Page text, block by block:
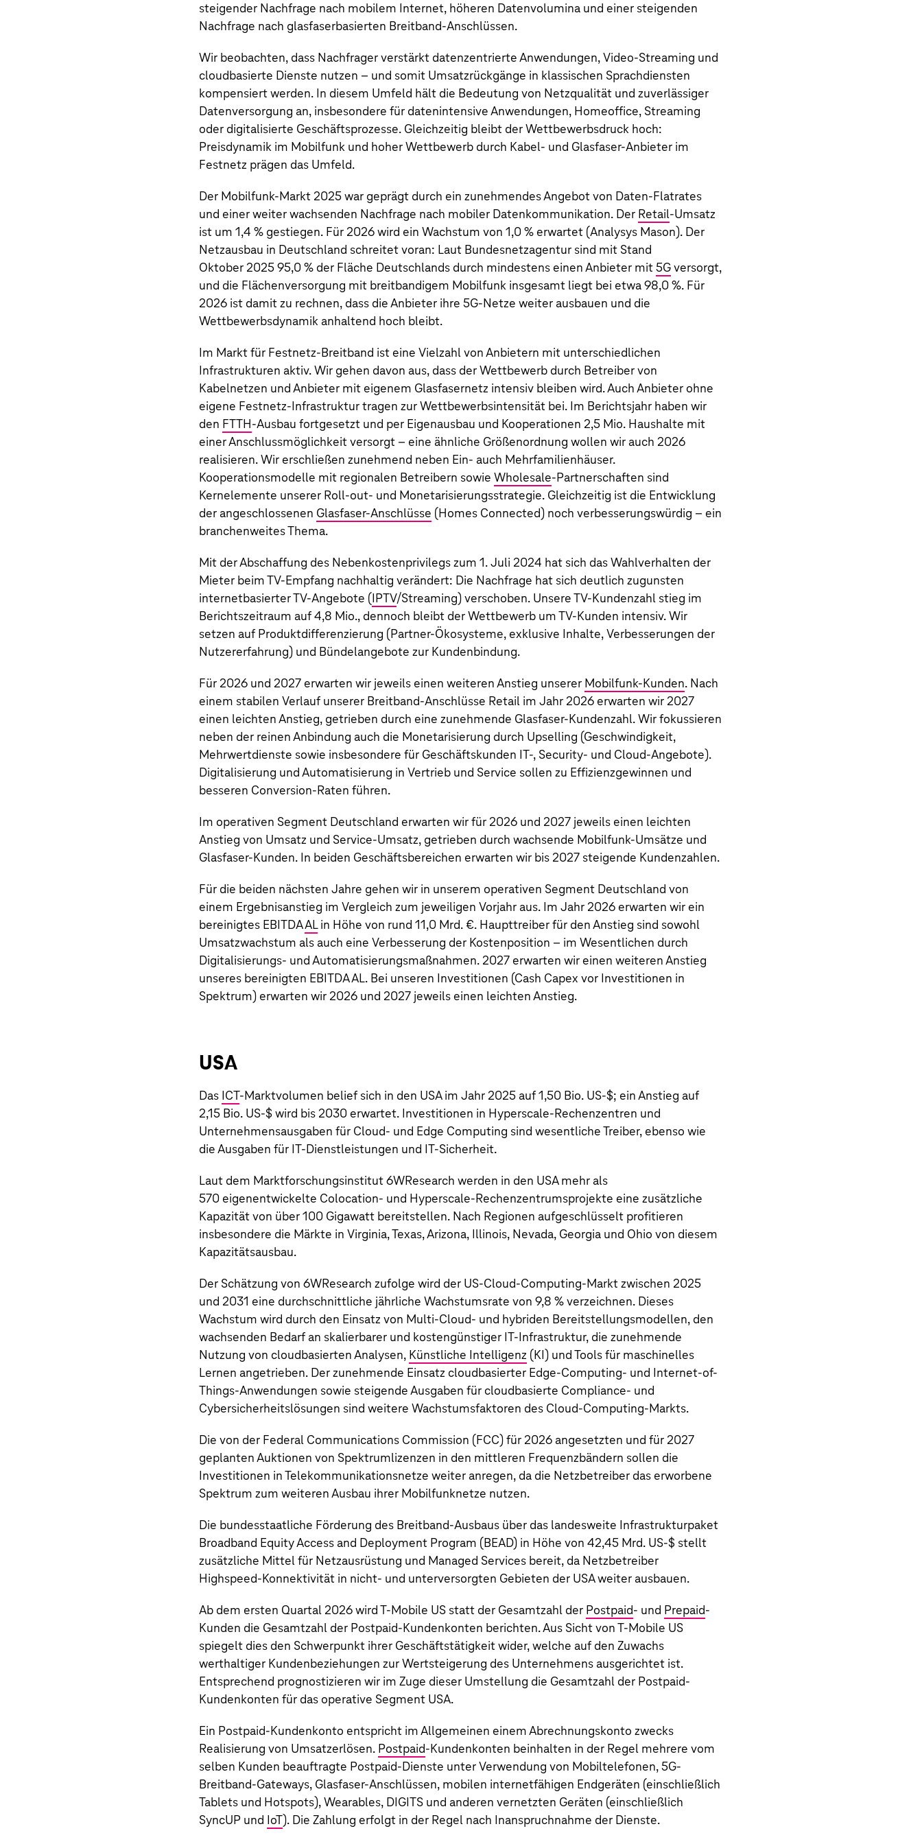
steigender Nachfrage nach mobilem Internet, höheren Datenvolumina und einer steigenden
Nachfrage nach glasfaserbasierten Breitband-Anschlüssen.
Wir beobachten, dass Nachfrager verstärkt datenzentrierte Anwendungen, Video-Streaming und
cloudbasierte Dienste nutzen – und somit Umsatzrückgänge in klassischen Sprachdiensten
kompensiert werden. In diesem Umfeld hält die Bedeutung von Netzqualität und zuverlässiger
Datenversorgung an, insbesondere für datenintensive Anwendungen, Homeoffice, Streaming
oder digitalisierte Geschäftsprozesse. Gleichzeitig bleibt der Wettbewerbsdruck hoch:
Preisdynamik im Mobilfunk und hoher Wettbewerb durch Kabel- und Glasfaser-Anbieter im
Festnetz prägen das Umfeld.
Der Mobilfunk-Markt 2025 war geprägt durch ein zunehmendes Angebot von Daten-Flatrates
und einer weiter wachsenden Nachfrage nach mobiler Datenkommunikation. Der Retail-Umsatz
ist um 1,4 % gestiegen. Für 2026 wird ein Wachstum von 1,0 % erwartet (Analysys Mason). Der
Netzausbau in Deutschland schreitet voran: Laut Bundesnetzagentur sind mit Stand
Oktober 2025 95,0 % der Fläche Deutschlands durch mindestens einen Anbieter mit 5G versorgt,
und die Flächenversorgung mit breitbandigem Mobilfunk insgesamt liegt bei etwa 98,0 %. Für
2026 ist damit zu rechnen, dass die Anbieter ihre 5G-Netze weiter ausbauen und die
Wettbewerbsdynamik anhaltend hoch bleibt.
Im Markt für Festnetz-Breitband ist eine Vielzahl von Anbietern mit unterschiedlichen
Infrastrukturen aktiv. Wir gehen davon aus, dass der Wettbewerb durch Betreiber von
Kabelnetzen und Anbieter mit eigenem Glasfasernetz intensiv bleiben wird. Auch Anbieter ohne
eigene Festnetz-Infrastruktur tragen zur Wettbewerbsintensität bei. Im Berichtsjahr haben wir
den FTTH-Ausbau fortgesetzt und per Eigenausbau und Kooperationen 2,5 Mio. Haushalte mit
einer Anschlussmöglichkeit versorgt – eine ähnliche Größenordnung wollen wir auch 2026
realisieren. Wir erschließen zunehmend neben Ein- auch Mehrfamilienhäuser.
Kooperationsmodelle mit regionalen Betreibern sowie Wholesale-Partnerschaften sind
Kernelemente unserer Roll-out- und Monetarisierungsstrategie. Gleichzeitig ist die Entwicklung
der angeschlossenen Glasfaser-Anschlüsse (Homes Connected) noch verbesserungswürdig – ein
branchenweites Thema.
Mit der Abschaffung des Nebenkostenprivilegs zum 1. Juli 2024 hat sich das Wahlverhalten der
Mieter beim TV‑Empfang nachhaltig verändert: Die Nachfrage hat sich deutlich zugunsten
internetbasierterTV‑Angebote (IPTV/Streaming) verschoben. Unsere TV‑Kundenzahl stieg im
Berichtszeitraum auf 4,8 Mio., dennoch bleibt der Wettbewerb um TV‑Kunden intensiv. Wir
setzen auf Produktdifferenzierung (Partner-Ökosysteme, exklusive Inhalte, Verbesserungen der
Nutzererfahrung) und Bündelangebote zur Kundenbindung.
Für 2026 und 2027 erwarten wir jeweils einen weiteren Anstieg unserer Mobilfunk-Kunden. Nach
einem stabilen Verlauf unserer Breitband-Anschlüsse Retail im Jahr 2026 erwarten wir 2027
einen leichten Anstieg, getrieben durch eine zunehmende Glasfaser-Kundenzahl. Wir fokussieren
neben der reinen Anbindung auch die Monetarisierung durch Upselling (Geschwindigkeit,
Mehrwertdienste sowie insbesondere für Geschäftskunden IT-, Security- und Cloud-Angebote).
Digitalisierung und Automatisierung in Vertrieb und Service sollen zu Effizienzgewinnen und
besseren Conversion-Raten führen.
Im operativen Segment Deutschland erwarten wir für 2026 und 2027 jeweils einen leichten
Anstieg von Umsatz und Service-Umsatz, getrieben durch wachsende Mobilfunk-Umsätze und
Glasfaser-Kunden. In beiden Geschäftsbereichen erwarten wir bis 2027 steigende Kundenzahlen.
Für die beiden nächsten Jahre gehen wir in unserem operativen Segment Deutschland von
einem Ergebnisanstieg im Vergleich zum jeweiligen Vorjahr aus. Im Jahr 2026 erwarten wir ein
bereinigtes EBITDAALin Höhe von rund 11,0 Mrd. €. Haupttreiber für den Anstieg sind sowohl
Umsatzwachstum als auch eine Verbesserung der Kostenposition – im Wesentlichen durch
Digitalisierungs- und Automatisierungsmaßnahmen. 2027 erwarten wir einen weiteren Anstieg
unseres bereinigten EBITDA AL. Bei unseren Investitionen (Cash Capex vor Investitionen in
Spektrum) erwarten wir 2026 und 2027 jeweils einen leichten Anstieg.
USA
Das ICT-Marktvolumen belief sich in den USA im Jahr 2025 auf 1,50 Bio. US‑$; ein Anstieg auf
2,15 Bio. US‑$ wird bis 2030 erwartet. Investitionen in Hyperscale-Rechenzentren und
Unternehmensausgaben für Cloud- und Edge Computing sind wesentliche Treiber, ebenso wie
die Ausgaben für IT-Dienstleistungen und IT-Sicherheit.
Laut dem Marktforschungsinstitut 6WResearch werden in den USA mehr als
570 eigenentwickelte Colocation- und Hyperscale-Rechenzentrumsprojekte eine zusätzliche
Kapazität von über 100 Gigawatt bereitstellen. Nach Regionen aufgeschlüsselt profitieren
insbesondere die Märkte in Virginia, Texas, Arizona, Illinois, Nevada, Georgia und Ohio von diesem
Kapazitätsausbau.
Der Schätzung von 6WResearch zufolge wird der US‑Cloud-Computing-Markt zwischen 2025
und 2031 eine durchschnittliche jährliche Wachstumsrate von 9,8 % verzeichnen. Dieses
Wachstum wird durch den Einsatz von Multi-Cloud- und hybriden Bereitstellungsmodellen, den
wachsenden Bedarf an skalierbarer und kostengünstiger IT-Infrastruktur, die zunehmende
Nutzung von cloudbasierten Analysen, Künstliche Intelligenz (KI) und Tools für maschinelles
Lernen angetrieben. Der zunehmende Einsatz cloudbasierter Edge-Computing- und Internet-of-
Things-Anwendungen sowie steigende Ausgaben für cloudbasierte Compliance- und
Cybersicherheitslösungen sind weitere Wachstumsfaktoren des Cloud-Computing-Markts.
Die von der Federal Communications Commission (FCC) für 2026 angesetzten und für 2027
geplanten Auktionen von Spektrumlizenzen in den mittleren Frequenzbändern sollen die
Investitionen in Telekommunikationsnetze weiter anregen, da die Netzbetreiber das erworbene
Spektrum zum weiteren Ausbau ihrer Mobilfunknetze nutzen.
Die bundesstaatliche Förderung des Breitband-Ausbaus über das landesweite Infrastrukturpaket
Broadband Equity Access and Deployment Program (BEAD) in Höhe von 42,45 Mrd. US‑$ stellt
zusätzliche Mittel für Netzausrüstung und Managed Services bereit, da Netzbetreiber
Highspeed-Konnektivität in nicht- und unterversorgten Gebieten der USA weiter ausbauen.
Ab dem ersten Quartal 2026 wird T-Mobile US statt der Gesamtzahl der Postpaid- und Prepaid-
Kunden die Gesamtzahl der Postpaid-Kundenkonten berichten. Aus Sicht von T-Mobile US
spiegelt dies den Schwerpunkt ihrer Geschäftstätigkeit wider, welche auf den Zuwachs
werthaltiger Kundenbeziehungen zur Wertsteigerung des Unternehmens ausgerichtet ist.
Entsprechend prognostizieren wir im Zuge dieser Umstellung die Gesamtzahl der Postpaid-
Kundenkonten für das operative Segment USA.
Ein Postpaid-Kundenkonto entspricht im Allgemeinen einem Abrechnungskonto zwecks
Realisierung von Umsatzerlösen. Postpaid-Kundenkonten beinhalten in der Regel mehrere vom
selben Kunden beauftragte Postpaid-Dienste unter Verwendung von Mobiltelefonen, 5G-
Breitband-Gateways, Glasfaser-Anschlüssen, mobilen internetfähigen Endgeräten (einschließlich
Tablets und Hotspots), Wearables, DIGITS und anderen vernetzten Geräten (einschließlich
SyncUP und IoT). Die Zahlung erfolgt in der Regel nach Inanspruchnahme der Dienste.